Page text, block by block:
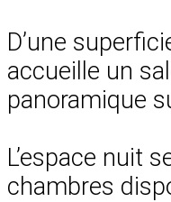
D’une
accueille un
panoramique
L’espace nuit
chambres